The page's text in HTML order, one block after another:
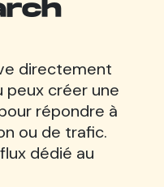
directement
peux créer une
répondre à
ou de trafic.
dédié au